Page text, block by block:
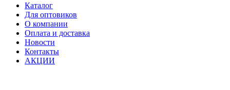
Каталог
Для оптовиков
О компании
Оплата и доставка
Новости
Контакты
АКЦИИ